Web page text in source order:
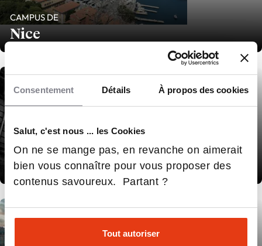
Consentement Détails À propos des cookies
Salut, c'est nous ... les Cookies
On ne se mange pas, en revanche on aimerait
bien vous connaître pour vous proposer des
contenus savoureux. Partant ?
Tout autoriser
CAMPUS DE
Nice
CAMPUS DE
Nantes